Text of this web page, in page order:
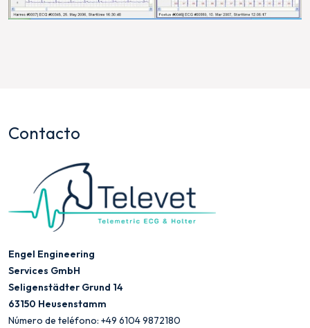
Contacto
Engel Engineering
Services GmbH
Seligenstädter Grund 14
63150 Heusenstamm
Número de teléfono: +49 6104 9872180